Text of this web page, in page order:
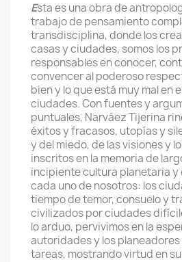
Esta es una obra de
trabajo de pensamiento
transdisciplina, donde los
casas y ciudades, somos los
responsables en conocer,
convencer al poderoso
bien y lo que está muy mal en
ciudades. Con fuentes y
puntuales, Narváez Tijerina
éxitos y fracasos, utopías y
y del miedo, de las visiones y
inscritos en la memoria de
incipiente cultura planetaria y
cada uno de nosotros: los
tiempo de temor, consuelo y
civilizados por ciudades
lo arduo, pervivimos en la
autoridades y los
tareas, mostrando virtud en